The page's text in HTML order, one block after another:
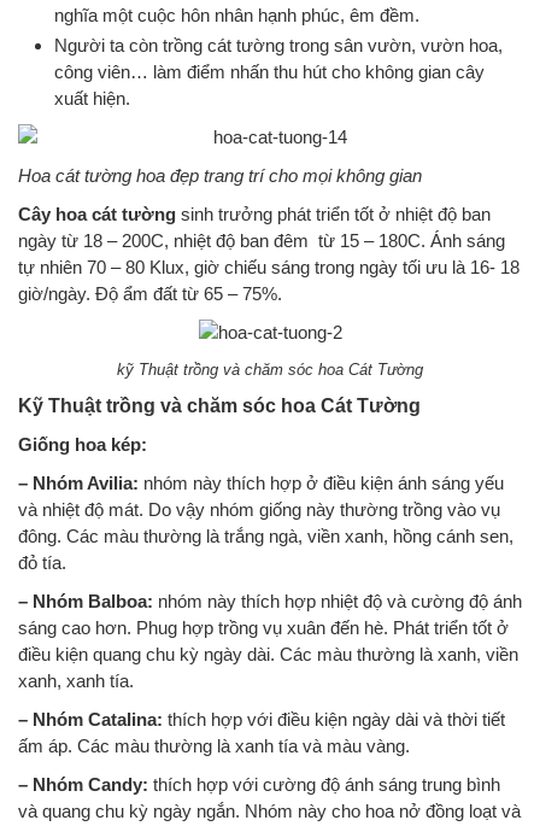
nghĩa một cuộc hôn nhân hạnh phúc, êm đềm.
Người ta còn trồng cát tường trong sân vườn, vườn hoa,
công viên… làm điểm nhấn thu hút cho không gian cây
xuất hiện.
Hoa cát tường hoa đẹp trang trí cho mọi không gian
Cây hoa cát tường sinh trưởng phát triển tốt ở nhiệt độ ban
ngày từ 18 – 200C, nhiệt độ ban đêm từ 15 – 180C. Ánh sáng
tự nhiên 70 – 80 Klux, giờ chiếu sáng trong ngày tối ưu là 16- 18
giờ/ngày. Độ ẩm đất từ 65 – 75%.
kỹ Thuật trồng và chăm sóc hoa Cát Tường
Kỹ Thuật trồng và chăm sóc hoa Cát Tường
Giống hoa kép:
– Nhóm Avilia: nhóm này thích hợp ở điều kiện ánh sáng yếu
và nhiệt độ mát. Do vậy nhóm giống này thường trồng vào vụ
đông. Các màu thường là trắng ngà, viền xanh, hồng cánh sen,
đỏ tía.
– Nhóm Balboa: nhóm này thích hợp nhiệt độ và cường độ ánh
sáng cao hơn. Phug hợp trồng vụ xuân đến hè. Phát triển tốt ở
điều kiện quang chu kỳ ngày dài. Các màu thường là xanh, viền
xanh, xanh tía.
– Nhóm Catalina: thích hợp với điều kiện ngày dài và thời tiết
ấm áp. Các màu thường là xanh tía và màu vàng.
– Nhóm Candy: thích hợp với cường độ ánh sáng trung bình
và quang chu kỳ ngày ngắn. Nhóm này cho hoa nở đồng loạt và